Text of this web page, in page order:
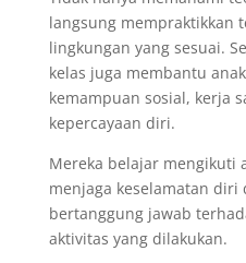
langsung mempraktikkan
lingkungan yang sesuai.
kelas juga membantu
kemampuan sosial, kerja
kepercayaan diri.
Mereka belajar mengikuti
menjaga keselamatan
bertanggung jawab
aktivitas yang dilakukan.